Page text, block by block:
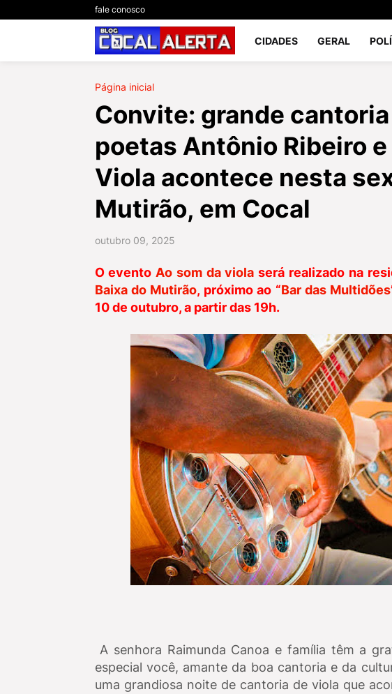
fale conosco
CIDADES GERAL
Página inicial
Convite: grande
poetas Antônio Ribeiro
Viola acontece nesta
Mutirão, em Cocal
outubro 09, 2025
O evento Ao som da viola será realizado na
Baixa do Mutirão, próximo ao “Bar das Multidões
10 de outubro, a partir das 19h.
A senhora Raimunda Canoa e família têm a
especial você, amante da boa cantoria e da
uma grandiosa noite de cantoria de viola que